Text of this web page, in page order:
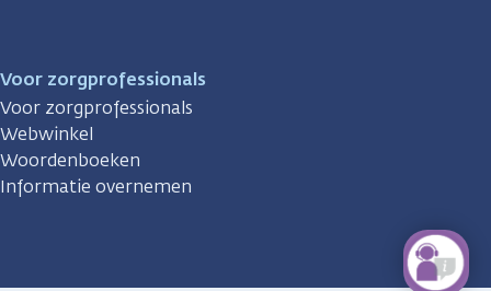
Voor zorgprofessionals
Voor zorgprofessionals
Webwinkel
Woordenboeken
Informatie overnemen